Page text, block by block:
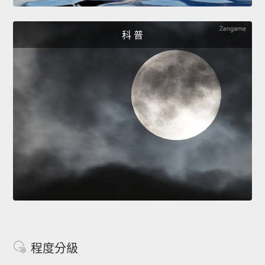
科 普
程度分級